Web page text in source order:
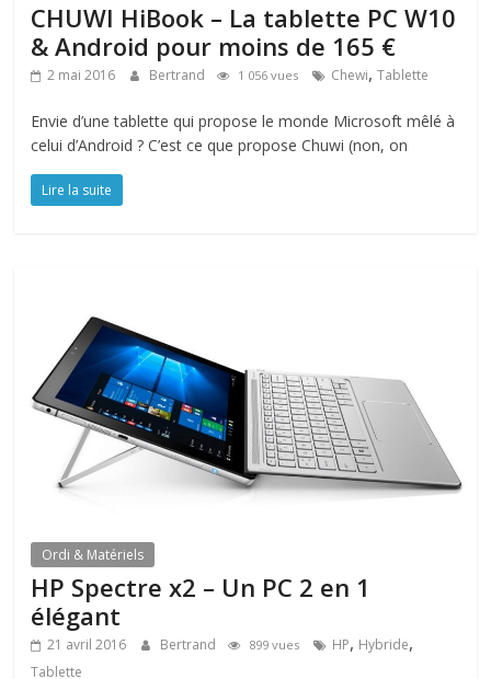
CHUWI HiBook – La tablette PC W10
& Android pour moins de 165 €
2 mai 2016 Bertrand 1 056 vues Chewi,Tablette
Envie d’une tablette qui propose le monde Microsoft mêlé à
celui d’Android ? C’est ce que propose Chuwi (non, on
Lire la suite
Ordi & Matériels
HP Spectre x2 – Un PC 2 en 1
élégant
21 avril 2016 Bertrand 899 vues HP, Hybride,
Tablette